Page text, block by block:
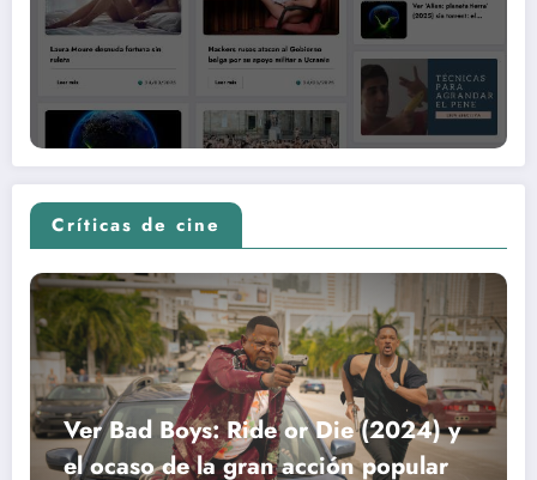
Críticas de cine
Ver Bad Boys: Ride or Die (2024) y
el ocaso de la gran acción popular